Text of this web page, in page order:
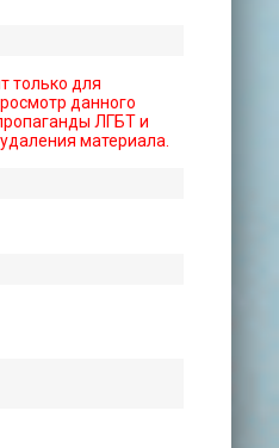
только для
данного
ЛГБТ и
материала.